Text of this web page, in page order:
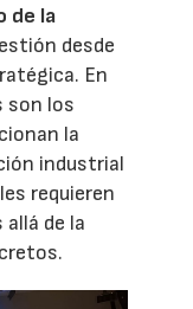
de la
desde
En
son los
la
industrial
requieren
de la